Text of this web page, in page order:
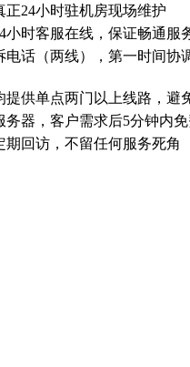
正24小时驻机房现场维护
小时客服在线，保证畅通服
电话（两线），第一时间协
提供单点两门以上线路，避
务器，客户需求后5分钟内
期回访，不留任何服务死角